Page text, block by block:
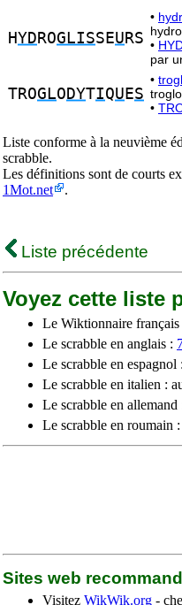
HYD ROGLISSEU RS
•
•
par
TROGLO DYTIQU ES
•
•
Liste conforme à la neuvième
scrabble.
Les définitions sont de courts
1Mot.net
.
Liste précédente
Voyez cette liste
Le Wiktionnaire français
Le scrabble en anglais :
Le scrabble en espagnol
Le scrabble en italien :
Le scrabble en allemand
Le scrabble en roumain
Sites web
Visitez WikWik.org -